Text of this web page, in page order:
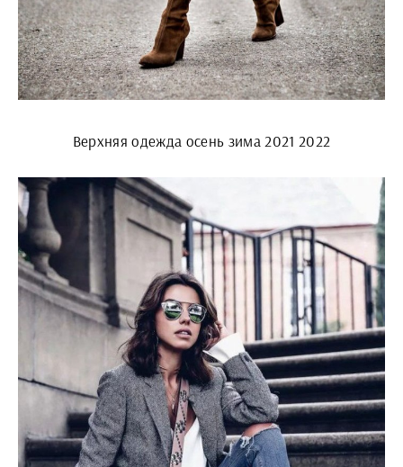
Верхняя одежда осень зима 2021 2022